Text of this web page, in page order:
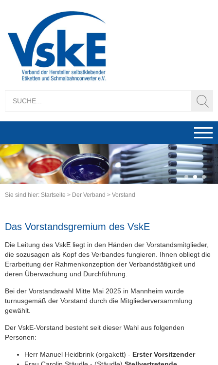
1 2 3
Sie sind hier: Startseite > Der Verband > Vorstand
Das Vorstandsgremium des VskE
Die Leitung des VskE liegt in den Händen der Vorstandsmitglieder,
die sozusagen als Kopf des Verbandes fungieren. Ihnen obliegt die
Erarbeitung der Rahmenkonzeption der Verbandstätigkeit und
deren Überwachung und Durchführung.
Bei der Vorstandswahl Mitte Mai 2025 in Mannheim wurde
turnusgemäß der Vorstand durch die Mitgliederversammlung
gewählt.
Der VskE-Vorstand besteht seit dieser Wahl aus folgenden
Personen:
Herr Manuel Heidbrink (orgakett) - Erster Vorsitzender